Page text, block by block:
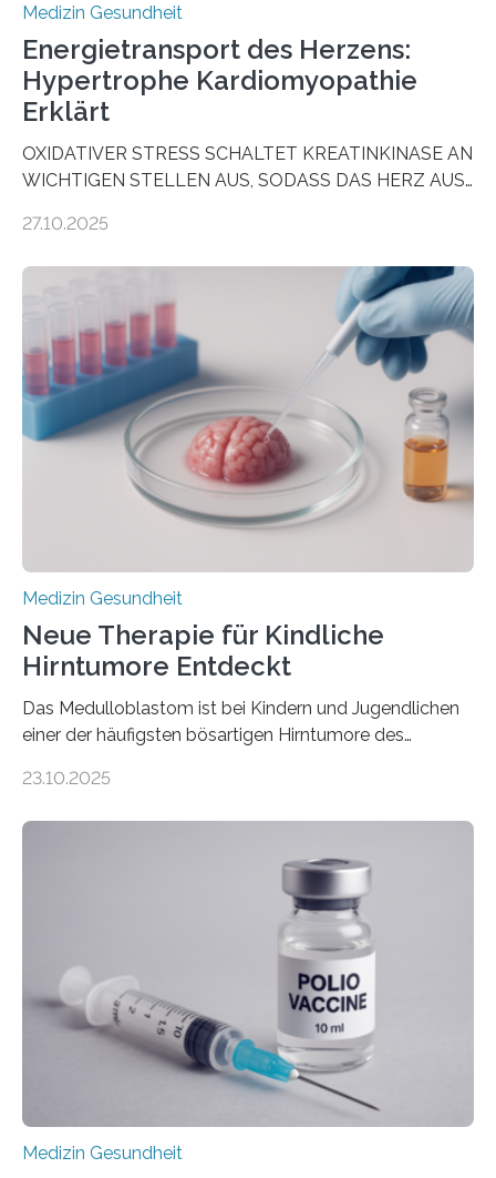
Medizin Gesundheit
Energietransport des Herzens:
Hypertrophe Kardiomyopathie
Erklärt
OXIDATIVER STRESS SCHALTET KREATINKINASE AN
WICHTIGEN STELLEN AUS, SODASS DAS HERZ AUS
aus dem Deutschen Zentrum für Herzinsuffizienz
im Journal Circulation, warum der Energietransport bei
der Hypertrophen Kardiomyopathie (HCM) versagen
kann und wie sich durch eine Verringerung der
Herzbelastung und des oxidativen Stresses
Rhythmusstörungen reduzieren lassen. Würzburg. Die
hypertrophe Kardiomyopathie (HCM) ist die häufigste
erblich bedingte Herzerkrankung. Sie führt dazu, dass
sich die linke Herzkammer verdickt, der Herzmuskel zu
stark kontrahiert…
27.10.2025
Medizin Gesundheit
Neue Therapie für Kindliche
Hirntumore Entdeckt
Das Medulloblastom ist bei Kindern und Jugendlichen
einer der häufigsten bösartigen Hirntumore des
Betroffenen können mit heutigen Methoden geheilt
Dringend benötigt werden zielgerichtete Therapien, die
nur Tumorschwachstellen angreifen und normales
Gewebe verschonen. Forschende um Daniel Merk vom
Hertie-Institut für klinische Hirnforschung am
Universitätsklinikum Tübingen haben eine solche
Schwachstelle im Erbgut einer Untergruppe des
Medulloblastoms gefunden. Die Wilhelm Sander-
Stiftung unterstützte das Projekt…
23.10.2025
Medizin Gesundheit